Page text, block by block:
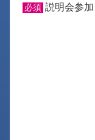
必須 説明会参